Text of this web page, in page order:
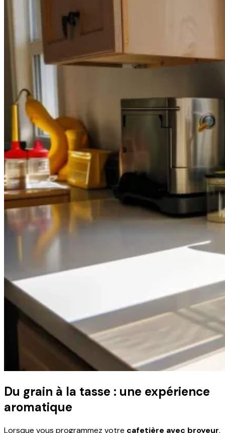
Du grain à la tasse : une expérience
aromatique
Lorsque vous programmez votre cafetière avec broyeur,